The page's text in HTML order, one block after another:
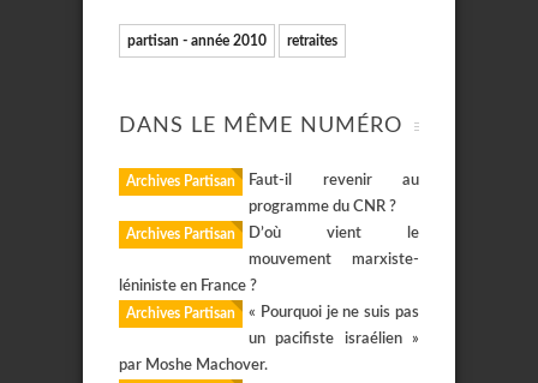
partisan - année 2010 retraites
DANS LE MÊME NUMÉRO
Archives Partisan
Faut-il revenir au
programme du CNR ?
Archives Partisan
D’où vient le
mouvement marxiste-
léniniste en France ?
Archives Partisan
« Pourquoi je ne suis pas
un pacifiste israélien »
par Moshe Machover.